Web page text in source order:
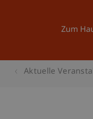
Zum
Aktuelle